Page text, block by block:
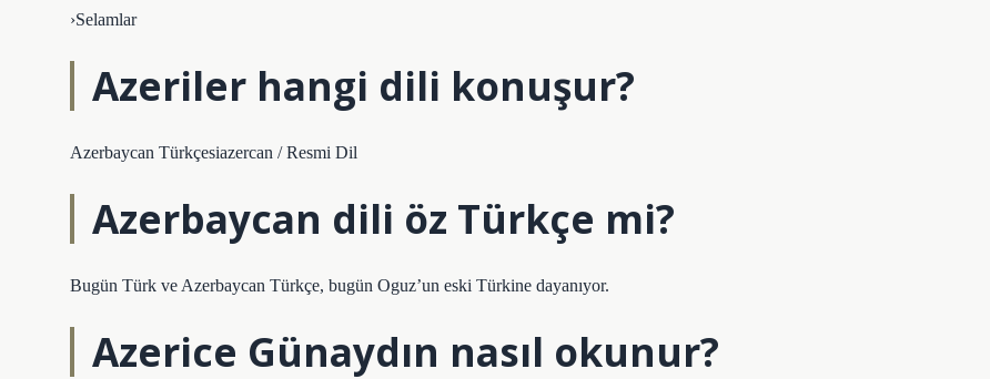
›Selamlar
Azeriler hangi dili konuşur?
Azerbaycan Türkçesiazercan / Resmi Dil
Azerbaycan dili öz Türkçe mi?
Bugün Türk ve Azerbaycan Türkçe, bugün Oguz’un eski Türkine dayanıyor.
Azerice Günaydın nasıl okunur?